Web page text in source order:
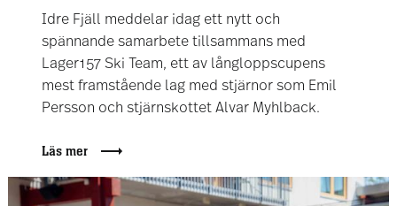
Idre Fjäll meddelar idag ett nytt och
spännande samarbete tillsammans med
Lager157 Ski Team, ett av långloppscupens
mest framstående lag med stjärnor som Emil
Persson och stjärnskottet Alvar Myhlback.
Läs mer